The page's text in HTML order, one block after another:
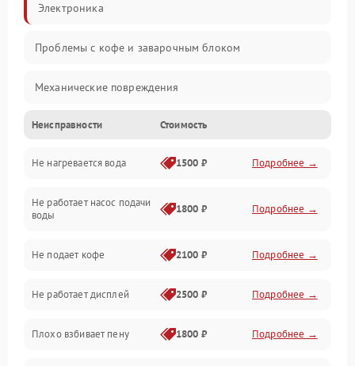
Электроника
Проблемы с кофе и заварочным блоком
Механические повреждения
Прочие неисправности
Включение и работа
Проблемы с водой
Проблемы с капучинатором и паром
Управление и электроника
Программное обеспечение
Неисправности Стоимость
Не нагревается вода 1500 ₽ Подробнее →
Не работает насос подачи
воды
1800 ₽ Подробнее →
Не подает кофе 2100 ₽ Подробнее →
Не работает дисплей 2500 ₽ Подробнее →
Плохо взбивает пену 1800 ₽ Подробнее →